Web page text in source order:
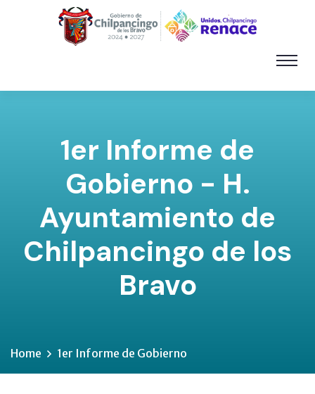
1er Informe de
Gobierno - H.
Ayuntamiento de
Chilpancingo de los
Bravo
Home 1er Informe de Gobierno